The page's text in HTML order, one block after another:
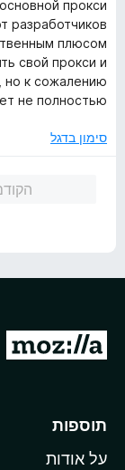
ת
ו
ך
5
прокси
разработчиков
плюсом
свой прокси и
но к сожалению
не полностью.
סימון בדגל
מ
ד
תוספות
על אודות